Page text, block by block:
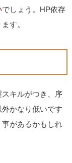
でしょう。HP依存
す。
スキルがつき、序
かなり低いです
があるかもしれ